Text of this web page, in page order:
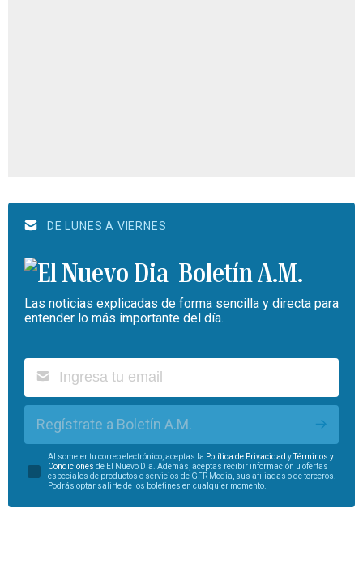
DE LUNES A VIERNES
Boletín A.M.
Las noticias explicadas de forma sencilla y directa para
entender lo más importante del día.
Regístrate a Boletín A.M.
Al someter tu correo electrónico, aceptas la Política de Privacidad yTérminos y
Condiciones de El Nuevo Día. Además, aceptas recibir información u ofertas
especiales de productos o servicios de GFR Media, sus afiliadas o de terceros.
Podrás optar salirte de los boletines en cualquier momento.